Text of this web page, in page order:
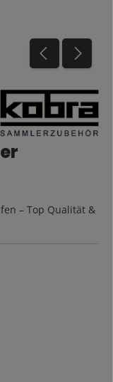
Sternen
– Top Qualität &